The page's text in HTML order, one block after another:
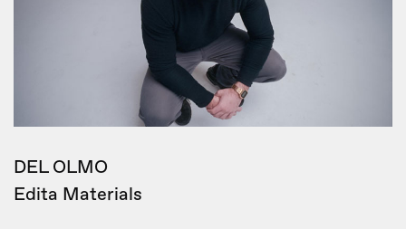
DEL OLMO
Edita Materials